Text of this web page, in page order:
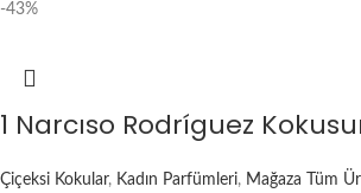
-43%
1 Narcıso Rodríguez
Çiçeksi Kokular, Kadın Parfümleri, Mağaza Tüm